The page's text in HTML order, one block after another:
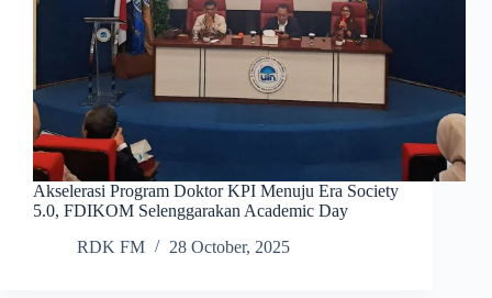
Akselerasi Program Doktor KPI Menuju Era Society
5.0, FDIKOM Selenggarakan Academic Day
RDK FM
28 October, 2025